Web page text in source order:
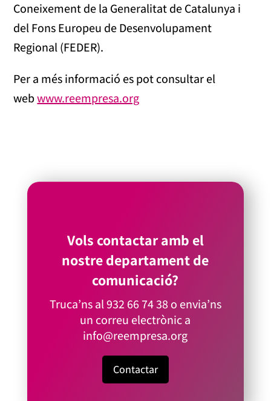
Coneixement de la Generalitat de Catalunya i
del Fons Europeu de Desenvolupament
Regional (FEDER).
Per a més informació es pot consultar el
webwww.reempresa.org
Vols contactar amb el
nostre departament de
comunicació?
Truca’ns al932 66 74 38o envia’ns
un correu electrònic a
info@reempresa.org
Contactar